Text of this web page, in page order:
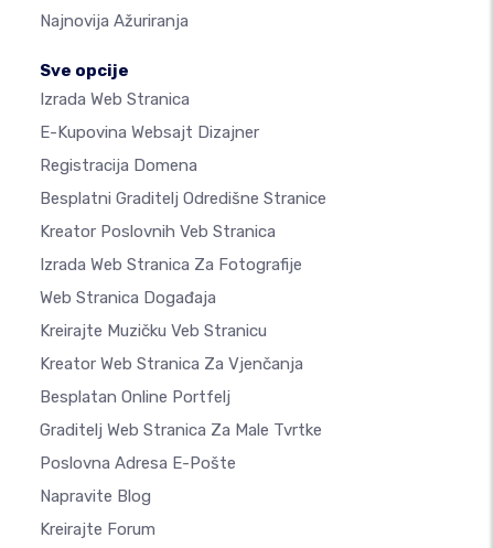
Najnovija Ažuriranja
Sve opcije
Izrada Web Stranica
E-Kupovina Websajt Dizajner
Registracija Domena
Besplatni Graditelj Odredišne Stranice
Kreator Poslovnih Veb Stranica
Izrada Web Stranica Za Fotografije
Web Stranica Događaja
Kreirajte Muzičku Veb Stranicu
Kreator Web Stranica Za Vjenčanja
Besplatan Online Portfelj
Graditelj Web Stranica Za Male Tvrtke
Poslovna Adresa E-Pošte
Napravite Blog
Kreirajte Forum